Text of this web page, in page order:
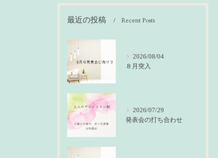
最近の投稿 Recent Posts
2026/08/04
８月突入
2026/07/29
発表会の打ち合わせ